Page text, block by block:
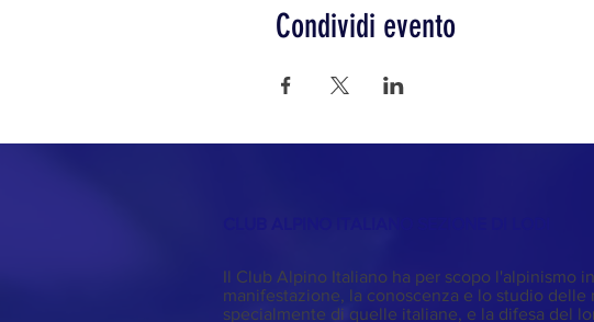
Condividi evento
Il Club Alpino Italiano ha per scopo l'alpinismo
manifestazione, la conoscenza e lo studio delle
specialmente di quelle italiane, e la difesa del